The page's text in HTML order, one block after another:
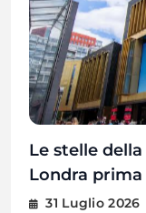
Le stelle
Londra prima
31 Luglio 2026